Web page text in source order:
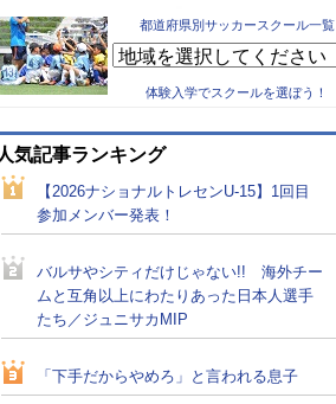
都道府県別サッカースクール一覧
体験入学でスクールを選ぼう！
人気記事ランキング
【2026ナショナルトレセンU-15】1回目
参加メンバー発表！
バルサやシティだけじゃない!! 海外チー
ムと互角以上にわたりあった日本人選手
たち／ジュニサカMIP
「下手だからやめろ」と言われる息子